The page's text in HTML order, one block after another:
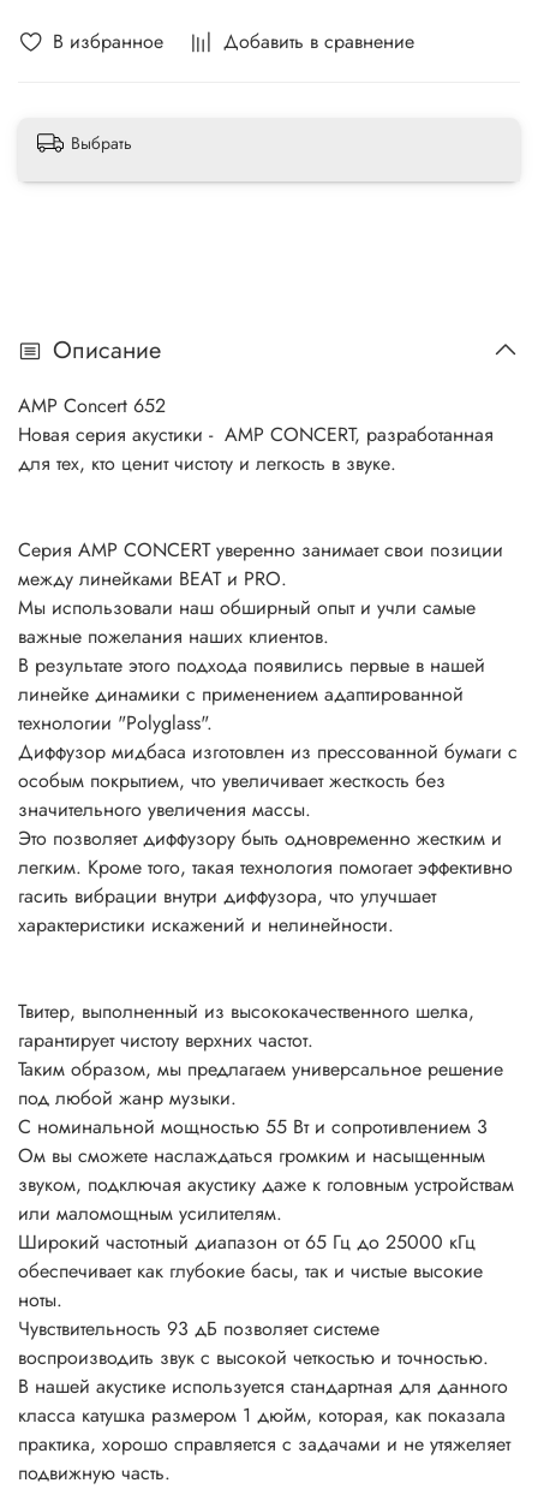
В избранное Добавить в сравнение
Выбрать
Описание
AMP Concert 652
Новая серия акустики - AMP CONCERT, разработанная
для тех, кто ценит чистоту и легкость в звуке.
Серия AMP CONCERT уверенно занимает свои позиции
между линейками BEAT и PRO.
Мы использовали наш обширный опыт и учли самые
важные пожелания наших клиентов.
В результате этого подхода появились первые в нашей
линейке динамики с применением адаптированной
технологии "Polyglass".
Диффузор мидбаса изготовлен из прессованной бумаги с
особым покрытием, что увеличивает жесткость без
значительного увеличения массы.
Это позволяет диффузору быть одновременно жестким и
легким. Кроме того, такая технология помогает эффективно
гасить вибрации внутри диффузора, что улучшает
характеристики искажений и нелинейности.
Твитер, выполненный из высококачественного шелка,
гарантирует чистоту верхних частот.
Таким образом, мы предлагаем универсальное решение
под любой жанр музыки.
С номинальной мощностью 55 Вт и сопротивлением 3
Ом вы сможете наслаждаться громким и насыщенным
звуком, подключая акустику даже к головным устройствам
или маломощным усилителям.
Широкий частотный диапазон от 65 Гц до 25000 кГц
обеспечивает как глубокие басы, так и чистые высокие
ноты.
Чувствительность 93 дБ позволяет системе
воспроизводить звук с высокой четкостью и точностью.
В нашей акустике используется стандартная для данного
класса катушка размером 1 дюйм, которая, как показала
практика, хорошо справляется с задачами и не утяжеляет
подвижную часть.